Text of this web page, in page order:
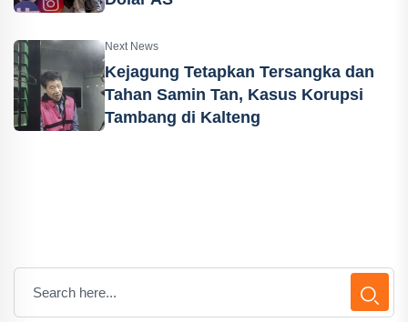
Next News
Kejagung Tetapkan Tersangka dan
Tahan Samin Tan, Kasus Korupsi
Tambang di Kalteng